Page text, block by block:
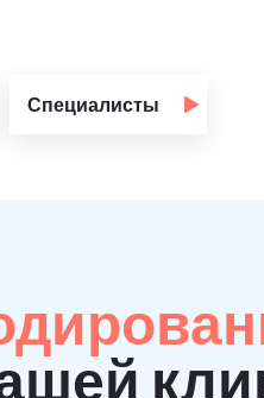
Специалисты